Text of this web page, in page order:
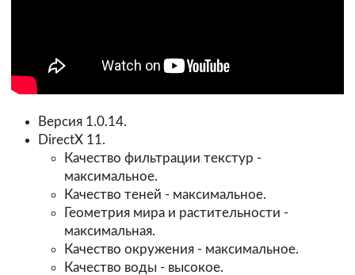
Версия 1.0.14.
DirectX 11.
Качество фильтрации текстур -
максимальное.
Качество теней - максимальное.
Геометрия мира и растительности -
максимальная.
Качество окружения - максимальное.
Качество воды - высокое.